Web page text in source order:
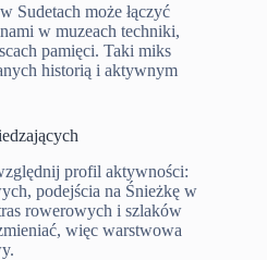
Sudetach może łączyć
w muzeach techniki,
pamięci. Taki miks
historią i aktywnym
profil aktywności:
podejścia na Śnieżkę w
rowerowych i szlaków
więc warstwowa